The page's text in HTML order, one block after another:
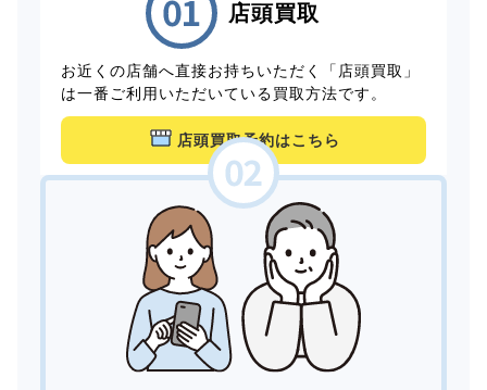
店頭買取
お近くの店舗へ直接お持ちいただく「店頭買取」
は一番ご利用いただいている買取方法です。
店頭買取予約はこちら